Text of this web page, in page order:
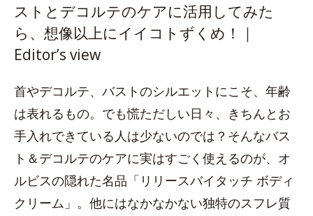
ストとデコルテのケアに活用してみた
ら、想像以上にイイコトずくめ！｜
Editor’s view
首やデコルテ、バストのシルエットにこそ、年齢
は表れるもの。でも慌ただしい日々、きちんとお
手入れできている人は少ないのでは？そんなバス
ト＆デコルテのケアに実はすごく使えるのが、オ
ルビスの隠れた名品「リリースバイタッチ ボディ
クリーム」。他にはなかなかない独特のスフレ質